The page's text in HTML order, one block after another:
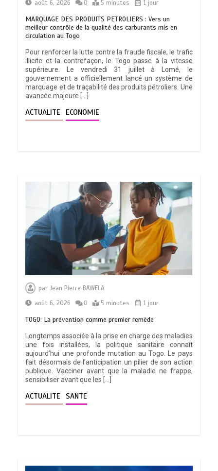
août 6, 2026
0 5 minutes 1 jour
MARQUAGE DES PRODUITS PETROLIERS : Vers un
meilleur contrôle de la qualité des carburants mis en
circulation au Togo
Pour renforcer la lutte contre la fraude fiscale, le trafic
illicite et la contrefaçon, le Togo passe à la vitesse
supérieure. Le vendredi 31 juillet à Lomé, le
gouvernement a officiellement lancé un système de
marquage et de traçabilité des produits pétroliers. Une
avancée majeure […]
ACTUALITE ECONOMIE
parJean Pierre BAWELA
août 6, 2026
0 5 minutes 1 jour
TOGO: La prévention comme premier remède
Longtemps associée à la prise en charge des maladies
une fois installées, la politique sanitaire connaît
aujourd’hui une profonde mutation au Togo. Le pays
fait désormais de l’anticipation un pilier de son action
publique. Vacciner avant que la maladie ne frappe,
sensibiliser avant que les […]
ACTUALITE SANTE